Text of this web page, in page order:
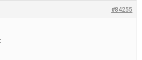
#84255